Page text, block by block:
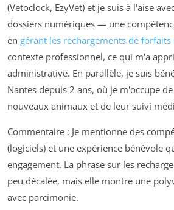
(Vetoclock, EzyVet) et je suis à l'aise
dossiers numériques — une
en gérant les rechargements de
contexte professionnel, ce qui m'a
administrative. En parallèle, je suis
Nantes depuis 2 ans, où je m'occupe
nouveaux animaux et de leur suivi
Commentaire : Je mentionne des
(logiciels) et une expérience bénévole
engagement. La phrase sur les
peu décalée, mais elle montre une
avec parcimonie.